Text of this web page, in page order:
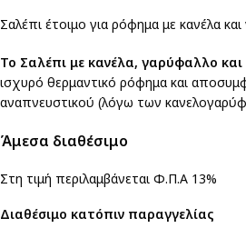
Σαλέπι έτοιμο για ρόφημα με κανέλα
Το Σαλέπι με κανέλα, γαρύφαλλο και
ισχυρό θερμαντικό ρόφημα και
αναπνευστικού (λόγω των
Άμεσα διαθέσιμο
Στη τιμή περιλαμβάνεται Φ.Π.Α 13%
Διαθέσιμο κατόπιν παραγγελίας